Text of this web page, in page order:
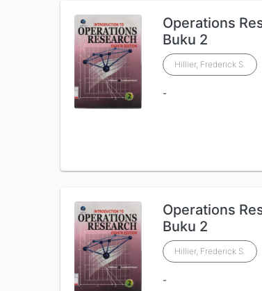
Operations
Buku 2
Hillier, Frederick S.
-
Operations
Buku 2
Hillier, Frederick S.
-